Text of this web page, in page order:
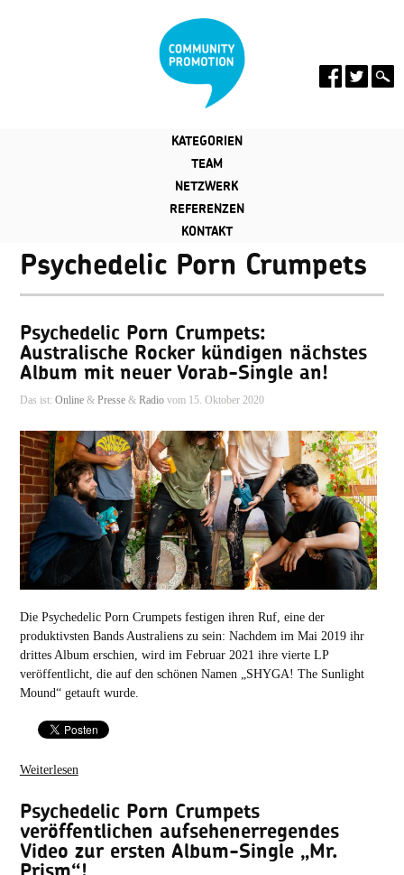
KATEGORIEN
TEAM
NETZWERK
REFERENZEN
KONTAKT
Psychedelic Porn Crumpets
Psychedelic Porn Crumpets:
Australische Rocker kündigen nächstes
Album mit neuer Vorab-Single an!
Das ist: Online& Presse& Radiovom 15. Oktober 2020
Die Psychedelic Porn Crumpets festigen ihren Ruf, eine der
produktivsten Bands Australiens zu sein: Nachdem im Mai 2019 ihr
drittes Album erschien, wird im Februar 2021 ihre vierte LP
veröffentlicht, die auf den schönen Namen „SHYGA! The Sunlight
Mound“ getauft wurde.
Weiterlesen
Psychedelic Porn Crumpets
veröffentlichen aufsehenerregendes
Video zur ersten Album-Single „Mr.